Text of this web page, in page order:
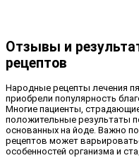
Отзывы и
рецептов
Народные рецепты лечения
приобрели популярность
Многие пациенты,
положительные результаты
основанных на йоде. Важно
рецептов может
особенностей организма и